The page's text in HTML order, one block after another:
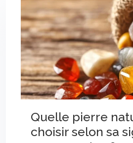
Quelle pierre
choisir selon sa